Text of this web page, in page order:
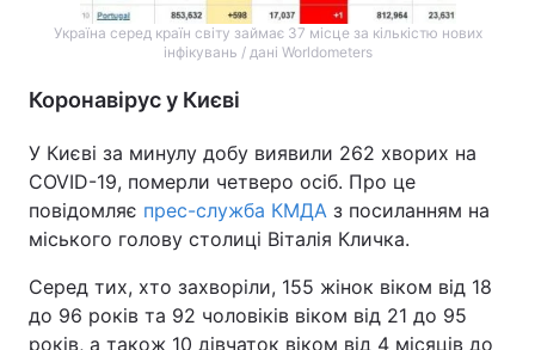
Україна серед країн світу займає 37 місце за кількістю нових
інфікувань / дані Worldometers
Коронавірус у Києві
У Києві за минулу добу виявили 262 хворих на
COVID-19, померли четверо осіб. Про це
повідомляє прес-служба КМДА з посиланням на
міського голову столиці Віталія Кличка.
Серед тих, хто захворіли, 155 жінок віком від 18
до 96 років та 92 чоловіків віком від 21 до 95
років, а також 10 дівчаток віком від 4 місяців до